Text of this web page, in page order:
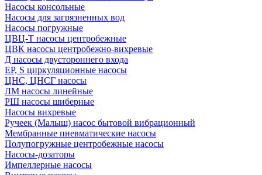
Насосы консольные
Насосы для загрязненных вод
Насосы погружные
ЦВЦ-Т насосы центробежные
ЦВК насосы центробежно-вихревые
Д насосы двустороннего входа
EP, S циркуляционные насосы
ЦНС, ЦНСГ насосы
ЛМ насосы линейные
РШ насосы шиберные
Насосы вихревые
Ручеек (Малыш) насос бытовой вибрационный
Мембранные пневматические насосы
Полупогружные центробежные насосы
Насосы-дозаторы
Импеллерные насосы